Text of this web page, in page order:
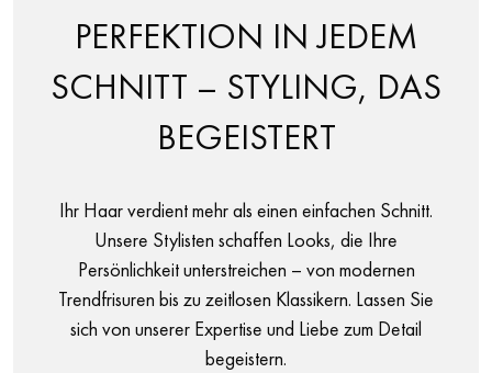
PERFEKTION IN JEDEM
SCHNITT – STYLING, DAS
BEGEISTERT
Ihr Haar verdient mehr als einen einfachen Schnitt.
Unsere Stylisten schaffen Looks, die Ihre
Persönlichkeit unterstreichen – von modernen
Trendfrisuren bis zu zeitlosen Klassikern. Lassen Sie
sich von unserer Expertise und Liebe zum Detail
begeistern.